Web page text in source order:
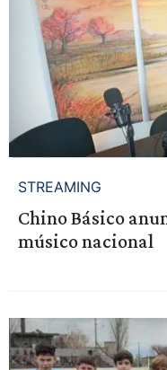
STREAMING
Chino Básico
músico nacional